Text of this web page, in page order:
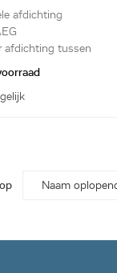
afdichting
afdichting tussen